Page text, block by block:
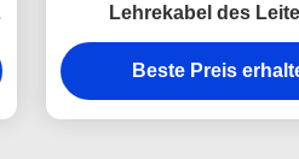
Lehrekabel des
industrieller Draht SJT/
Beste Preis